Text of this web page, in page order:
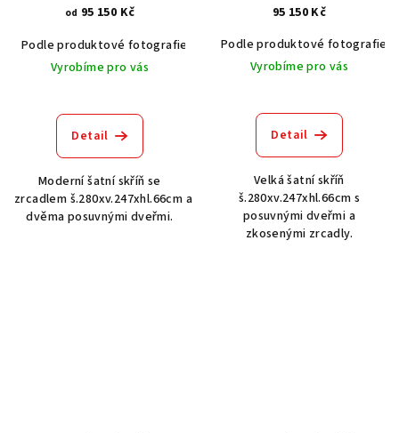
od 95 150 Kč
Podle produktové fotografie
Akát vintage BT1551
Dub světlý
Vyrobíme pro vás
Detail
Moderní šatní skříň se
zrcadlem š.280xv.247xhl.66cm a
dvěma posuvnými dveřmi.
95 150 Kč
Podle produktové fotografie
Vyrobíme pro vás
Detail
Velká šatní skříň
š.280xv.247xhl.66cm s
posuvnými dveřmi a
zkosenými zrcadly.